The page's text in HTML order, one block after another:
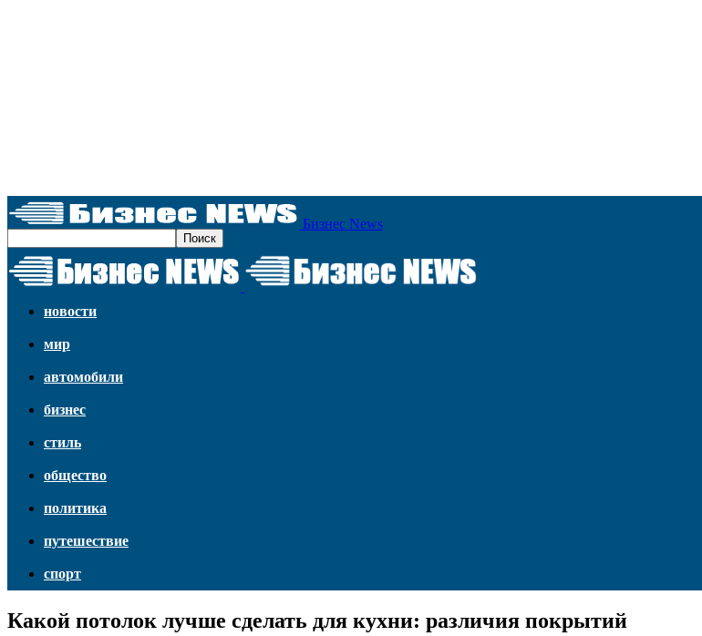
Бизнес News
новости
мир
автомобили
бизнес
стиль
общество
политика
путешествие
спорт
Какой потолок лучше сделать для кухни: различия покрытий